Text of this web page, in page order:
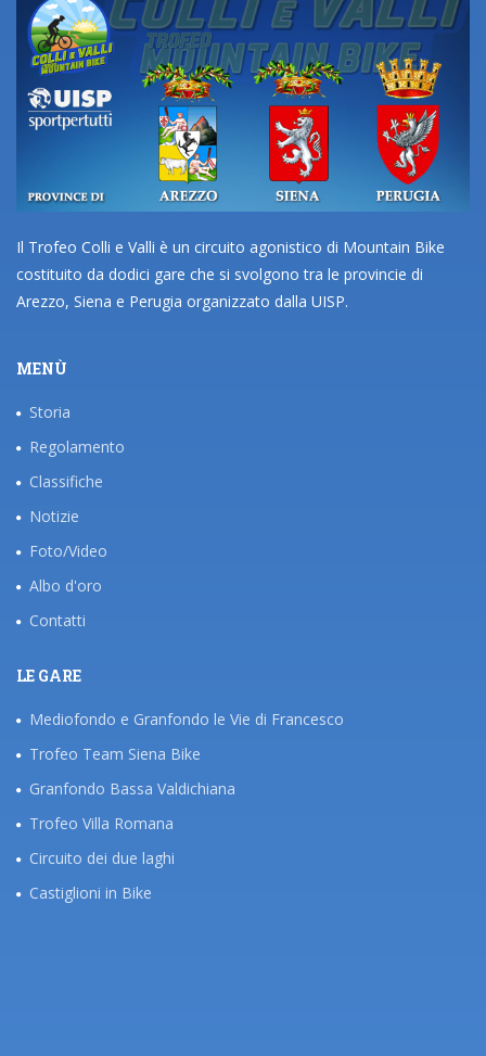
Il Trofeo Colli e Valli è un circuito agonistico di Mountain Bike
costituito da dodici gare che si svolgono tra le provincie di
Arezzo, Siena e Perugia organizzato dalla UISP.
MENÙ
Storia
Regolamento
Classifiche
Notizie
Foto/Video
Albo d'oro
Contatti
LE GARE
Mediofondo e Granfondo le Vie di Francesco
Trofeo Team Siena Bike
Granfondo Bassa Valdichiana
Trofeo Villa Romana
Circuito dei due laghi
Castiglioni in Bike